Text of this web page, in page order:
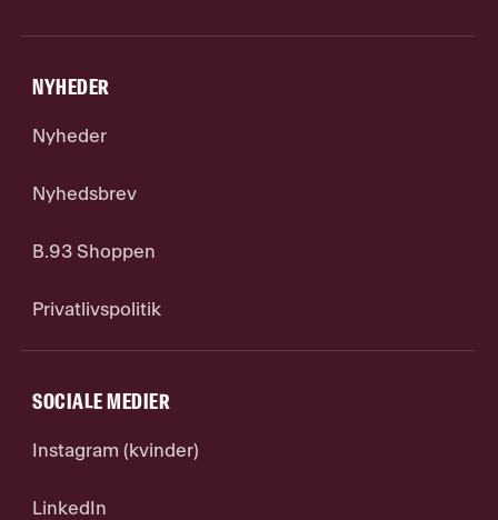
NYHEDER
Nyheder
Nyhedsbrev
B.93 Shoppen
Privatlivspolitik
SOCIALE MEDIER
Instagram (kvinder)
LinkedIn